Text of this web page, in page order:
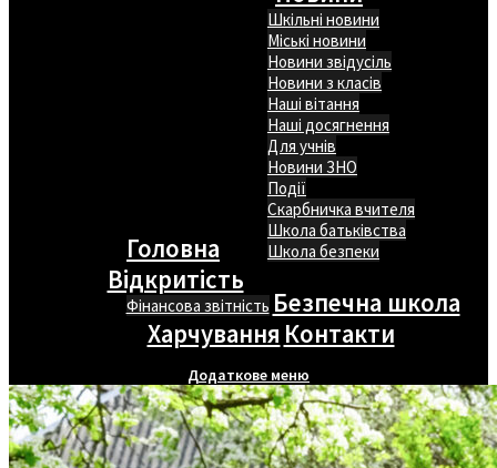
Головна
Шкільні новини
Міські новини
Новини звідусіль
Новини з класів
Наші вітання
Наші досягнення
Для учнів
Новини ЗНО
Події
Скарбничка вчителя
Школа батьківства
Школа безпеки
Відкритість
Фінансова звітність Безпечна школа
Харчування Контакти
Додаткове меню